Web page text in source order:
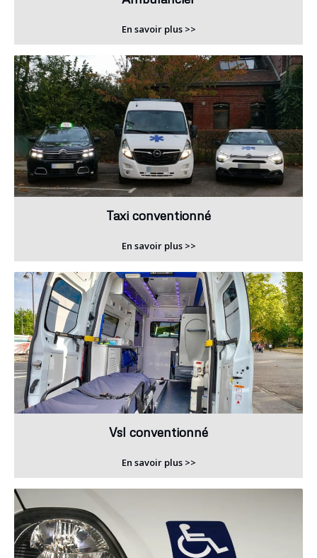
En savoir plus >>
Taxi conventionné
En savoir plus >>
Vsl conventionné
En savoir plus >>